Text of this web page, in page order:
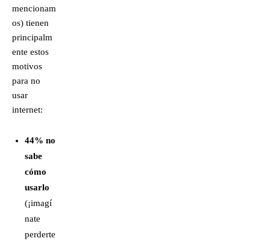
mencionam
os) tienen
principalm
ente estos
motivos
para no
usar
internet:
44% no
sabe
cómo
usarlo
(¡imagí
nate
perderte